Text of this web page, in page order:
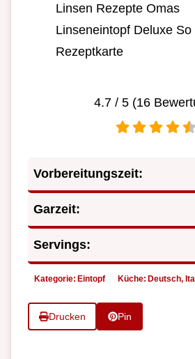
Linsen Rezepte Omas
Linseneintopf Deluxe So
Rezeptkarte
4.7 / 5 (16
Vorbereitungszeit:
Garzeit:
Servings:
Kategorie: Eintopf Küche: Deutsch,
Drucken Pin